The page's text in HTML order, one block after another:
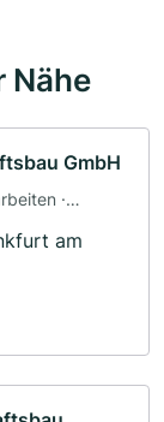
Nähe
GmbH
·
am